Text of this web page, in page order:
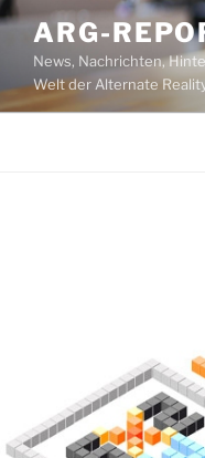
Zum
Inhalt
springen
ARG-
News, Nachrichten,
Welt der Alternate